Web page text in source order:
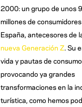
2000: un grupo de unos 9
millones de
España, antecesores de
nueva Generación Z . Su
vida y pautas de
provocando ya grandes
transformaciones en la
turística, como hemos